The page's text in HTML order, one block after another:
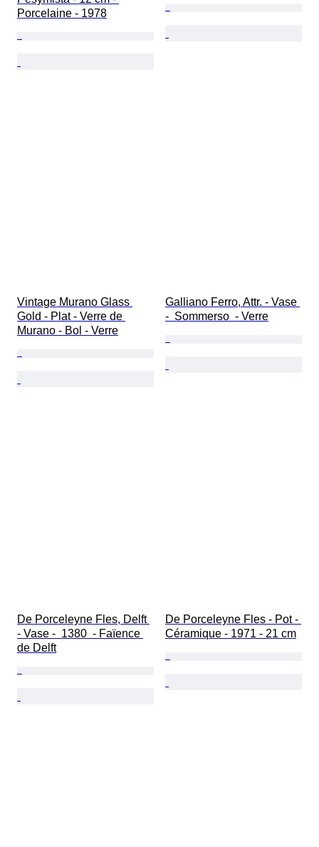
Porcelaine - 1978
Vintage Murano Glass
Gold - Plat - Verre de
Murano - Bol - Verre
Galliano Ferro, Attr. - Vase
-  Sommerso  - Verre
De Porceleyne Fles, Delft
- Vase -  1380  - Faïence
de Delft
De Porceleyne Fles - Pot -
Céramique - 1971 - 21 cm